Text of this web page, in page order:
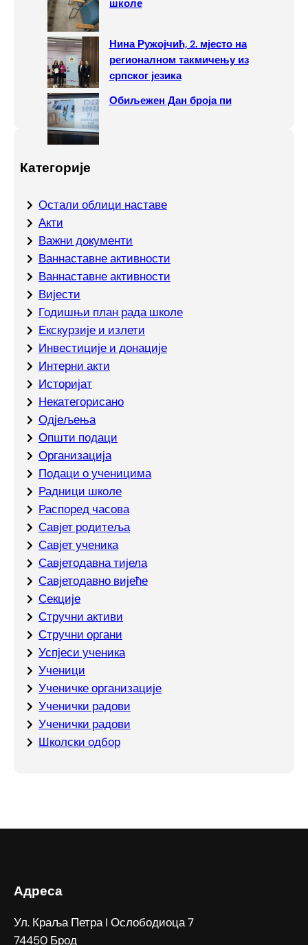
школе
Нина Ружојчић, 2. мјесто на
регионалном такмичењу из
српског језика
Обиљежен Дан броја пи
Категорије
Oстали облици наставе
Акти
Важни документи
Ваннаставне активности
Ваннаставне активности
Вијести
Годишњи план рада школе
Екскурзије и излети
Инвестиције и донације
Интерни акти
Историјат
Некатегорисано
Одјељења
Општи подаци
Организација
Подаци о ученицима
Радници школе
Распоред часова
Савјет родитеља
Савјет ученика
Савјетодавна тијела
Савјетодавно вијеће
Секције
Стручни активи
Стручни органи
Успјеси ученика
Ученици
Ученичке организације
Ученички радови
Ученички радови
Школски одбор
Адреса
Ул. Краља Петра I Ослободиоца 7
74450 Брод